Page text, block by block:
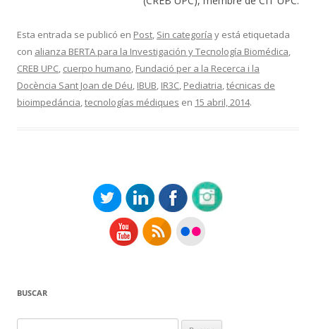
Esta entrada se publicó en Post, Sin categoría y está etiquetada
con alianza BERTA para la Investigación y Tecnología Biomédica,
CREB UPC, cuerpo humano, Fundació per a la Recerca i la
Docència Sant Joan de Déu, IBUB, IR3C, Pediatria,técnicas de
bioimpedáncia,tecnologías médiques en 15 abril, 2014.
BUSCAR